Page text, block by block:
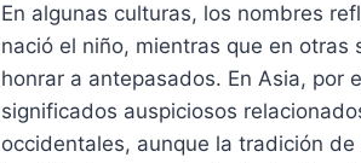
En algunas culturas, los nombres
nació el niño, mientras que en otras
honrar a antepasados. En Asia, por
significados auspiciosos
occidentales, aunque la tradición